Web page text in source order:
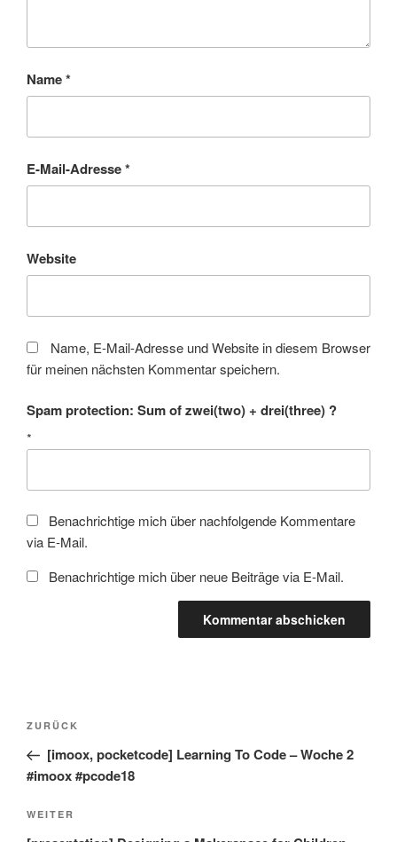
Name*
E-Mail-Adresse*
Website
Name, E-Mail-Adresse und Website in diesem Browser
für meinen nächsten Kommentar speichern.
Spam protection: Sum of zwei(two) + drei(three) ?
*
Benachrichtige mich über nachfolgende Kommentare
via E-Mail.
Benachrichtige mich über neue Beiträge via E-Mail.
Beitragsnavigation
Vorheriger
Beitrag
ZURÜCK
[imoox, pocketcode] Learning To Code – Woche 2
#imoox #pcode18
Nächster
Beitrag
WEITER